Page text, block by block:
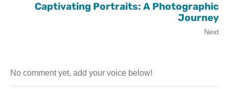
Captivating Portraits: A Photographic
Journey
Next
No comment yet, add your voice below!